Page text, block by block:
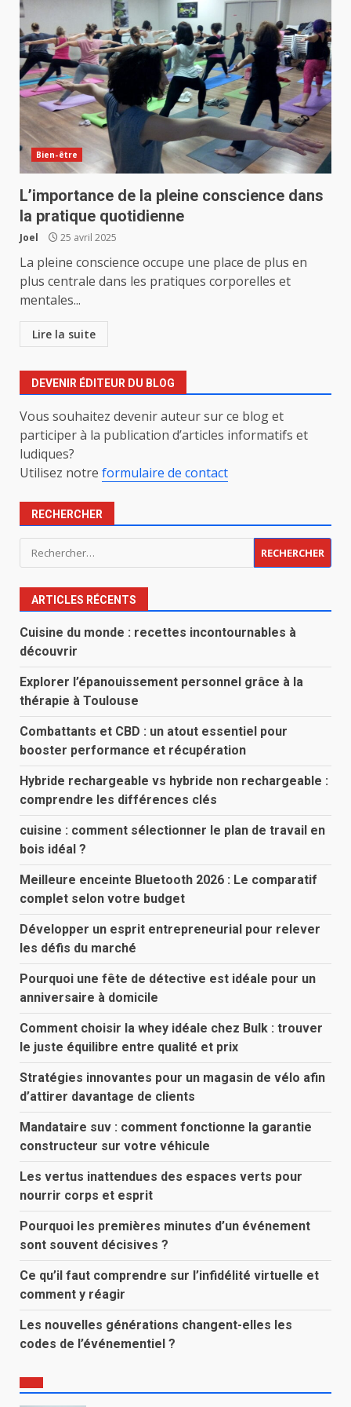
Bien-être
L’importance de la pleine conscience dans
la pratique quotidienne
Joel 25 avril 2025
La pleine conscience occupe une place de plus en
plus centrale dans les pratiques corporelles et
mentales...
Lire la suite
DEVENIR ÉDITEUR DU BLOG
Vous souhaitez devenir auteur sur ce blog et
participer à la publication d’articles informatifs et
ludiques?
Utilisez notre formulaire de contact
RECHERCHER
Rechercher :
ARTICLES RÉCENTS
Cuisine du monde : recettes incontournables à
découvrir
Explorer l’épanouissement personnel grâce à la
thérapie à Toulouse
Combattants et CBD : un atout essentiel pour
booster performance et récupération
Hybride rechargeable vs hybride non rechargeable :
comprendre les différences clés
cuisine : comment sélectionner le plan de travail en
bois idéal ?
Meilleure enceinte Bluetooth 2026 : Le comparatif
complet selon votre budget
Développer un esprit entrepreneurial pour relever
les défis du marché
Pourquoi une fête de détective est idéale pour un
anniversaire à domicile
Comment choisir la whey idéale chez Bulk : trouver
le juste équilibre entre qualité et prix
Stratégies innovantes pour un magasin de vélo afin
d’attirer davantage de clients
Mandataire suv : comment fonctionne la garantie
constructeur sur votre véhicule
Les vertus inattendues des espaces verts pour
nourrir corps et esprit
Pourquoi les premières minutes d’un événement
sont souvent décisives ?
Ce qu’il faut comprendre sur l’infidélité virtuelle et
comment y réagir
Les nouvelles générations changent-elles les
codes de l’événementiel ?